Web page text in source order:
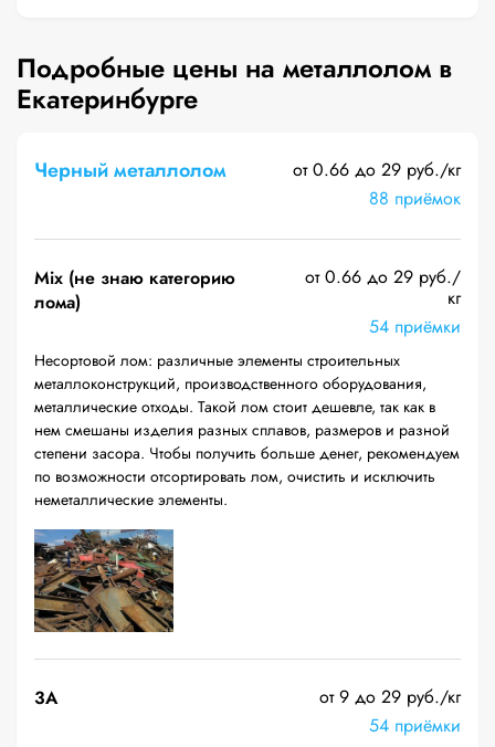
Подробные цены на металлолом в
Екатеринбурге
Черный металлолом
от 0.66 до 29 руб./кг
88 приёмок
Mix (не знаю категорию
лома)
от 0.66 до 29 руб./
кг
54 приёмки
Несортовой лом: различные элементы строительных
металлоконструкций, производственного оборудования,
металлические отходы. Такой лом стоит дешевле, так как в
нем смешаны изделия разных сплавов, размеров и разной
степени засора. Чтобы получить больше денег, рекомендуем
по возможности отсортировать лом, очистить и исключить
неметаллические элементы.
3А
от 9 до 29 руб./кг
54 приёмки